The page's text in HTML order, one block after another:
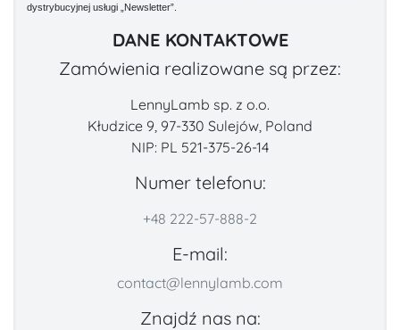
dystrybucyjnej usługi „Newsletter”.
DANE KONTAKTOWE
Zamówienia realizowane są przez:
LennyLamb sp. z o.o.
Kłudzice 9, 97-330 Sulejów, Poland
NIP: PL 521-375-26-14
Numer telefonu:
+48 222-57-888-2
E-mail:
contact@lennylamb.com
Znajdź nas na: